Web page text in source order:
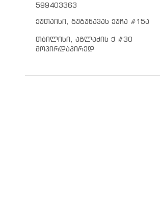
599403363
ქუთაისი, გუგუნავას ქუჩა #15ა
თბილისი, აგლაძის ქ #30
მოპირდაპირედ